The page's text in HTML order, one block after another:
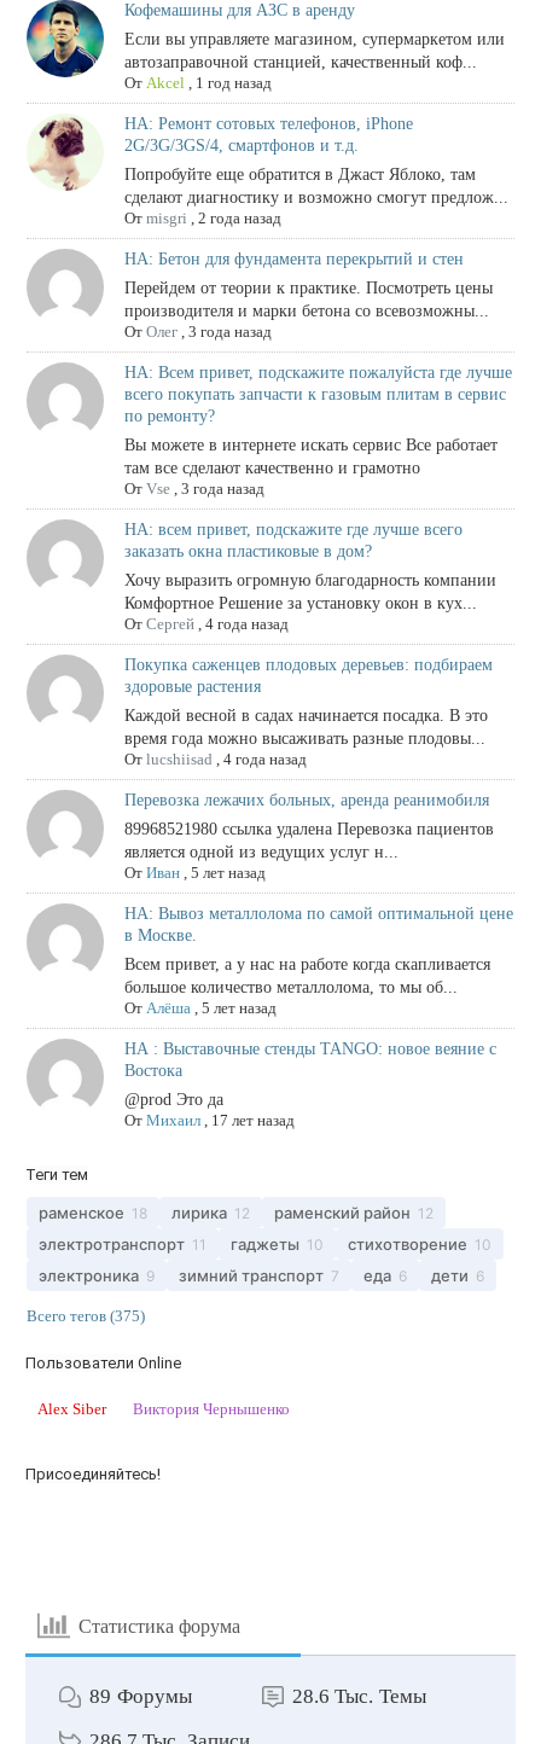
Кофемашины для АЗС в аренду
Если вы управляете магазином, супермаркетом или
автозаправочной станцией, качественный коф...
От Akcel, 1 год назад
НА: Ремонт сотовых телефонов, iPhone
2G/3G/3GS/4, смартфонов и т.д.
Попробуйте еще обратится в Джаст Яблоко, там
сделают диагностику и возможно смогут предлож...
От misgri , 2 года назад
НА: Бетон для фундамента перекрытий и стен
Перейдем от теории к практике. Посмотреть цены
производителя и марки бетона со всевозможны...
От Олег, 3 года назад
НА: Всем привет, подскажите пожалуйста где лучше
всего покупать запчасти к газовым плитам в сервис
по ремонту?
Вы можете в интернете искать сервис Все работает
там все сделают качественно и грамотно
От Vse, 3 года назад
НА: всем привет, подскажите где лучше всего
заказать окна пластиковые в дом?
Хочу выразить огромную благодарность компании
Комфортное Решение за установку окон в кух...
От Сергей, 4 года назад
Покупка саженцев плодовых деревьев: подбираем
здоровые растения
Каждой весной в садах начинается посадка. В это
время года можно высаживать разные плодовы...
От lucshiisad , 4 года назад
Перевозка лежачих больных, аренда реанимобиля
89968521980 ссылка удалена Перевозка пациентов
является одной из ведущих услуг н...
От Иван, 5 лет назад
НА: Вывоз металлолома по самой оптимальной цене
в Москве.
Всем привет, а у нас на работе когда скапливается
большое количество металлолома, то мы об...
От Алёша, 5 лет назад
НА : Выставочные стенды TANGO: новое веяние с
Востока
@prod Это да
От Михаил, 17 лет назад
Теги тем
раменское 18 лирика 12 раменский район 12
электротранспорт 11 гаджеты 10 стихотворение 10
электроника 9 зимний транспорт 7 еда 6 дети 6
Всего тегов (375)
Пользователи Online
Alex Siber Виктория Чернышенко
Присоединяйтесь!
Статистика форума
89 Форумы 28.6 Тыс. Темы